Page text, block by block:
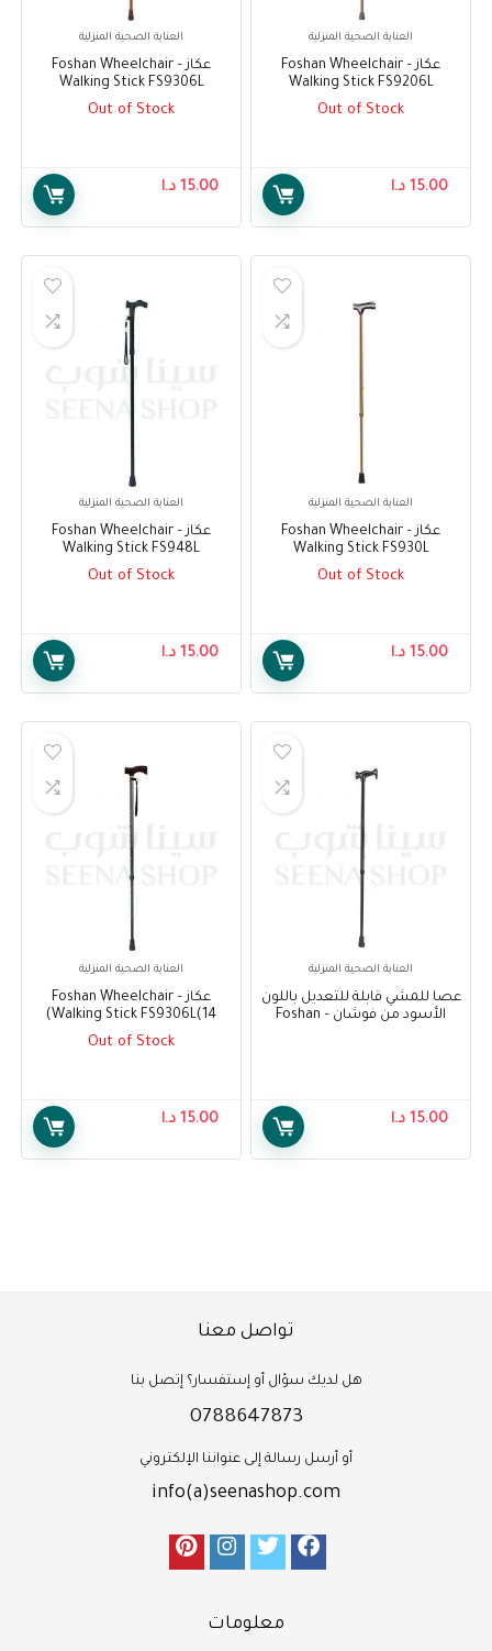
العناية الصحية المنزلية
عكاز – Foshan Wheelchair
Walking Stick FS9206L
Out of Stock
15.00 د.ا
العناية الصحية المنزلية
عكاز – Foshan Wheelchair
Walking Stick FS9306L
Out of Stock
15.00 د.ا
العناية الصحية المنزلية
عكاز – Foshan Wheelchair
Walking Stick FS930L
Out of Stock
15.00 د.ا
العناية الصحية المنزلية
عكاز – Foshan Wheelchair
Walking Stick FS948L
Out of Stock
15.00 د.ا
العناية الصحية المنزلية
عصا للمشي قابلة للتعديل باللون
الأسود من فوشان – Foshan
15.00 د.ا
العناية الصحية المنزلية
عكاز – Foshan Wheelchair
Walking Stick FS9306L(14)
Out of Stock
15.00 د.ا
تواصل معنا
هل لديك سؤال أو إستفسار؟ إتصل بنا
0788647873
أو أرسل رسالة إلى عنواننا الإلكتروني
info(a)seenashop.com
معلومات